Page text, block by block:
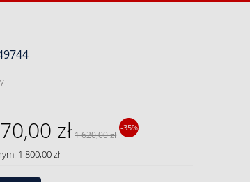
zł 1 620,00 zł
-35%
1 800,00 zł